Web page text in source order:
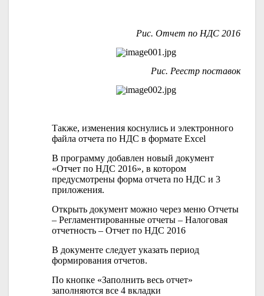
Рис. Отчет по НДС 2016
Рис. Реестр поставок
Также, изменения коснулись и электронного
файла отчета по НДС в формате Excel
В программу добавлен новый документ
«Отчет по НДС 2016», в котором
предусмотрены форма отчета по НДС и 3
приложения.
Открыть документ можно через меню Отчеты
– Регламентированные отчеты – Налоговая
отчетность – Отчет по НДС 2016
В документе следует указать период
формирования отчетов.
По кнопке «Заполнить весь отчет»
заполняются все 4 вкладки